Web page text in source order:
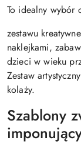
To idealny wybór
zestawu
naklejkami,
dzieci w wieku
Zestaw
kolaży.
Szablony